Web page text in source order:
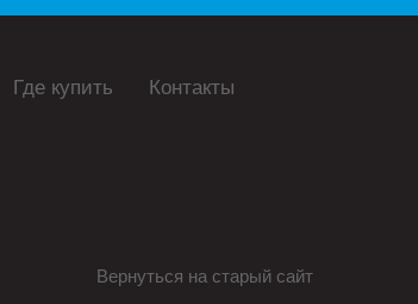
Где купить Контакты
Вернуться на старый сайт